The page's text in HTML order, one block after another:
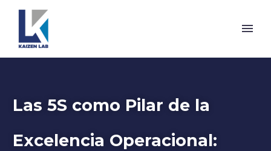
Las 5S como Pilar de la
Excelencia Operacional: